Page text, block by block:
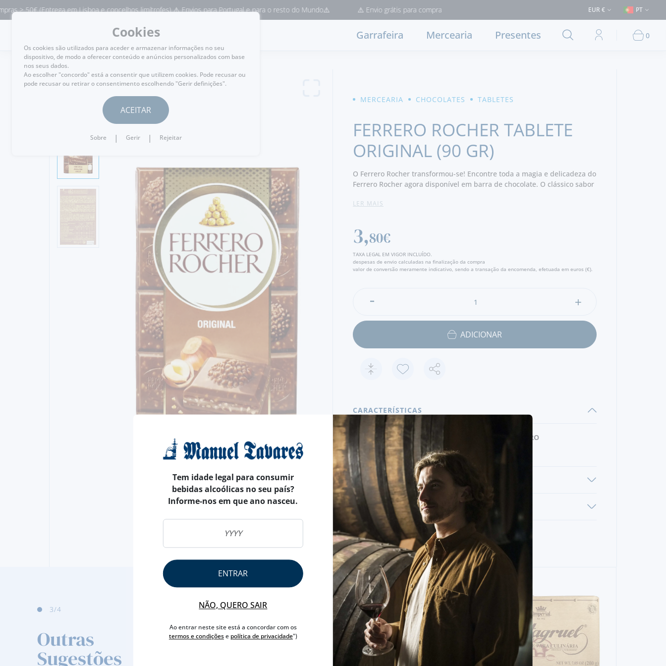
50€ (Entrega em Lisboa e concelhos limítrofes) ⚠️ Envios para Portugal e para o resto do Mundo⚠️ ⚠️ Envio grátis para compras > 50€ (Entrega em Lisboa e concelhos limítrofes) ⚠️ Envios para Portugal e
EUR € PT
MENU
Garrafeira Mercearia Presentes 0
VOLTAR
MERCEARIA
CHOCOLATES TABLETES
FERRERO ROCHER TABLETE
ORIGINAL (90 GR)
O Ferrero Rocher transformou-se! Encontre toda a magia e delicadeza do
Ferrero Rocher agora disponível em barra de chocolate. O clássico sabor
LER MAIS
3,80€
TAXA LEGAL EM VIGOR INCLUÍDO.
despesas de envio calculadas na finalização da compra
valor de conversão meramente indicativo, sendo a transação da encomenda, efetuada em euros (€).
ADICIONAR
CARACTERÍSTICAS
PAÍS ITÁLIA
FERRERO
CHOCOLATE
LEITE
NUTRICIONAL & ALERGÉNIOS
INFORMAÇÃO COMPLEMENTAR
AVISO ALERGÉNEO
3/4
Outras
Sugestões
Tem idade legal para consumir
bebidas alcoólicas no seu país?
Informe-nos em que ano nasceu.
ENTRAR
NÃO, QUERO SAIR
Ao entrar neste site está a concordar com os
termos e condiçõese política de privacidade")
Cookies
Os cookies são utilizados para aceder e armazenar informações no seu
dispositivo, de modo a oferecer conteúdo e anúncios personalizados com base
nos seus dados.
Ao escolher "concordo" está a consentir que utilizem cookies. Pode recusar ou
pode recusar ou retirar o consentimento escolhendo "Gerir definições".
ACEITAR
Sobre | Gerir | Rejeitar